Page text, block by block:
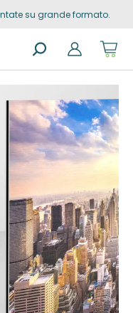
su grande formato.
in
your
cart